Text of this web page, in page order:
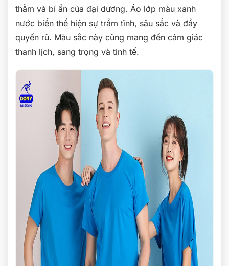
thẳm và bí ẩn của đại dương. Áo lớp màu xanh
nước biển thể hiện sự trầm tĩnh, sâu sắc và đầy
quyến rũ. Màu sắc này cũng mang đến cảm giác
thanh lịch, sang trọng và tinh tế.